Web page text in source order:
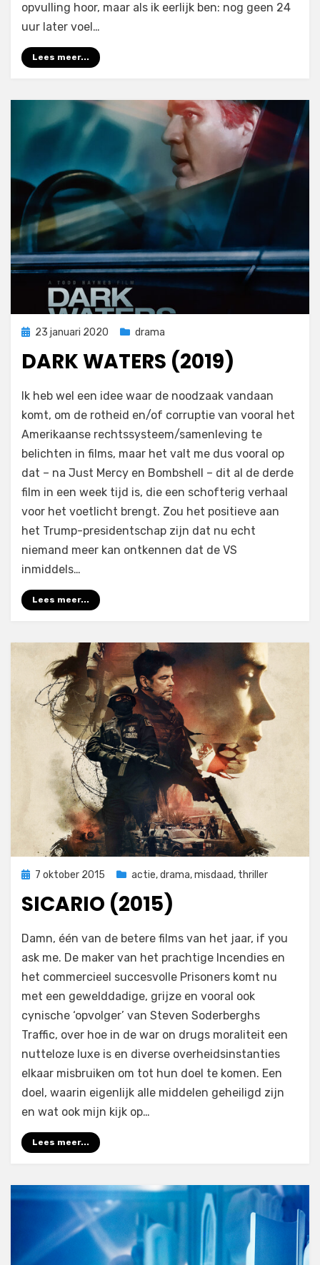
opvulling hoor, maar als ik eerlijk ben: nog geen 24
uur later voel…
Lees meer...
Geplaatst
23 januari 2020 drama
DARK WATERS (2019)
door Filmofiel.nl
Laat een reactie achter
Waters
(2019)
Ik heb wel een idee waar de noodzaak vandaan
komt, om de rotheid en/of corruptie van vooral het
Amerikaanse rechtssysteem/samenleving te
belichten in films, maar het valt me dus vooral op
dat – na Just Mercy en Bombshell – dit al de derde
film in een week tijd is, die een schofterig verhaal
voor het voetlicht brengt. Zou het positieve aan
het Trump-presidentschap zijn dat nu echt
niemand meer kan ontkennen dat de VS
inmiddels…
Lees meer...
Geplaatst
7 oktober 2015 actie,drama,misdaad, thriller
SICARIO (2015)
Filmofiel.nl
2 reacties
(2015)
Damn, één van de betere films van het jaar, if you
ask me. De maker van het prachtige Incendies en
het commercieel succesvolle Prisoners komt nu
met een gewelddadige, grijze en vooral ook
cynische ‘opvolger’ van Steven Soderberghs
Traffic, over hoe in de war on drugs moraliteit een
nutteloze luxe is en diverse overheidsinstanties
elkaar misbruiken om tot hun doel te komen. Een
doel, waarin eigenlijk alle middelen geheiligd zijn
en wat ook mijn kijk op…
Lees meer...